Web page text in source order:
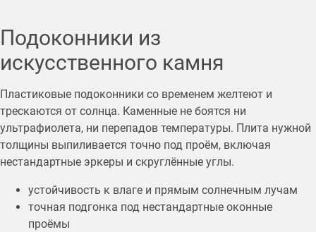
Подоконники из
искусственного камня
Пластиковые подоконники со временем желтеют и
трескаются от солнца. Каменные не боятся ни
ультрафиолета, ни перепадов температуры. Плита нужной
толщины выпиливается точно под проём, включая
нестандартные эркеры и скруглённые углы.
устойчивость к влаге и прямым солнечным лучам
точная подгонка под нестандартные оконные
проёмы